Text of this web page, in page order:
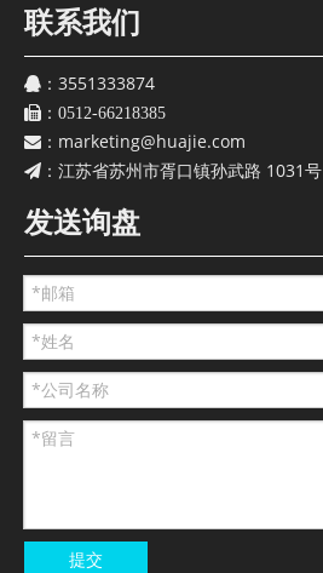
联系我们
： 3551333874
： 0512-66218385
： marketing@huajie.com
： 江苏省苏州市胥口镇孙武路 1031号
发送询盘
提交